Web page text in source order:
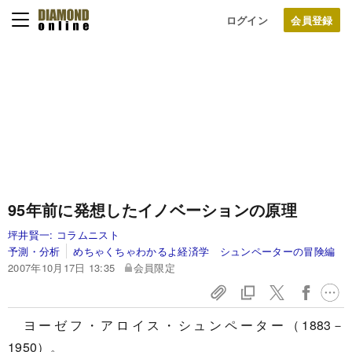
ログイン
95年前に発想したイノベーションの原理
坪井賢一: コラムニスト
予測・分析
めちゃくちゃわかるよ経済学 シュンペーターの冒険編
2007年10月17日 13:35
会員限定
ヨーゼフ・アロイス・シュンペーター（1883－
1950）。